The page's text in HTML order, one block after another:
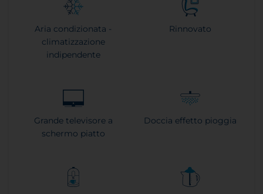
Aria condizionata -
climatizzazione
indipendente
Rinnovato
Grande televisore a
schermo piatto
Doccia effetto pioggia